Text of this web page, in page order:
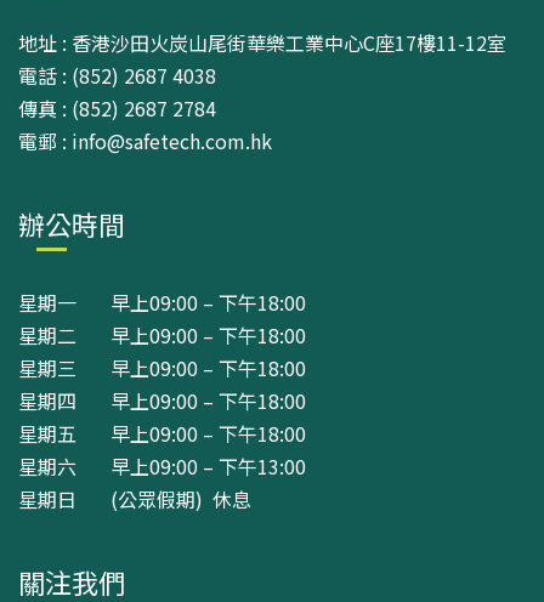
地址 : 香港沙田火炭山尾街華樂工業中心C座17樓11-12室
電話 : (852) 2687 4038
傳真 : (852) 2687 2784
電郵 : info@safetech.com.hk
辦公時間
星期一 早上09:00 – 下午18:00
星期二 早上09:00 – 下午18:00
星期三 早上09:00 – 下午18:00
星期四 早上09:00 – 下午18:00
星期五 早上09:00 – 下午18:00
星期六 早上09:00 – 下午13:00
星期日 (公眾假期) 休息
關注我們